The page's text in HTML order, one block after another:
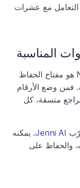
المناسبة
Jenni AI